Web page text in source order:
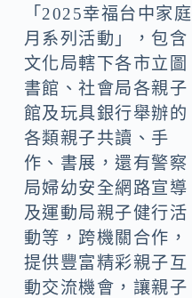
「2025幸福台中家庭
月系列活動」，包含
文化局轄下各市立圖
書館、社會局各親子
館及玩具銀行舉辦的
各類親子共讀、手
作、書展，還有警察
局婦幼安全網路宣導
及運動局親子健行活
動等，跨機關合作，
提供豐富精彩親子互
動交流機會，讓親子